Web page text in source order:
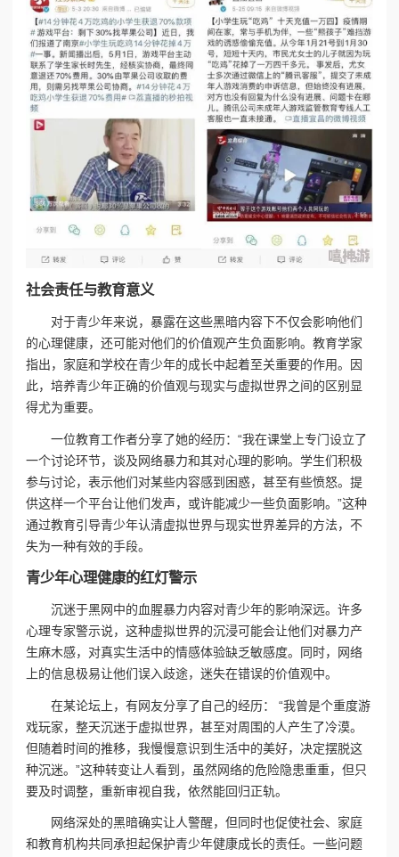
社会责任与教育意义
对于青少年来说，暴露在这些黑暗内容下不仅会影响他们
的心理健康，还可能对他们的价值观产生负面影响。教育学家
指出，家庭和学校在青少年的成长中起着至关重要的作用。因
此，培养青少年正确的价值观与现实与虚拟世界之间的区别显
得尤为重要。
一位教育工作者分享了她的经历：“我在课堂上专门设立了
一个讨论环节，谈及网络暴力和其对心理的影响。学生们积极
参与讨论，表示他们对某些内容感到困惑，甚至有些愤怒。提
供这样一个平台让他们发声，或许能减少一些负面影响。”这种
通过教育引导青少年认清虚拟世界与现实世界差异的方法，不
失为一种有效的手段。
青少年心理健康的红灯警示
沉迷于黑网中的血腥暴力内容对青少年的影响深远。许多
心理专家警示说，这种虚拟世界的沉浸可能会让他们对暴力产
生麻木感，对真实生活中的情感体验缺乏敏感度。同时，网络
上的信息极易让他们误入歧途，迷失在错误的价值观中。
在某论坛上，有网友分享了自己的经历： “我曾是个重度游
戏玩家，整天沉迷于虚拟世界，甚至对周围的人产生了冷漠。
但随着时间的推移，我慢慢意识到生活中的美好，决定摆脱这
种沉迷。”这种转变让人看到，虽然网络的危险隐患重重，但只
要及时调整，重新审视自我，依然能回归正轨。
网络深处的黑暗确实让人警醒，但同时也促使社会、家庭
和教育机构共同承担起保护青少年健康成长的责任。一些问题